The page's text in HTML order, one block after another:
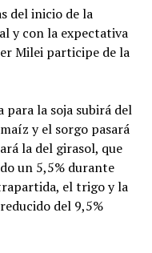
del inicio de la
y con la expectativa
Milei participe de la
la soja subirá del
y el sorgo pasará
la del girasol, que
un 5,5% durante
el trigo y la
del 9,5%